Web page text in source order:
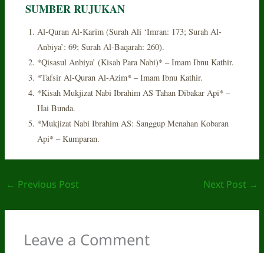
SUMBER RUJUKAN
Al-Quran Al-Karim (Surah Ali ‘Imran: 173; Surah Al-
Anbiya’: 69; Surah Al-Baqarah: 260).
*Qisasul Anbiya’ (Kisah Para Nabi)* – Imam Ibnu Kathir.
*Tafsir Al-Quran Al-Azim* – Imam Ibnu Kathir.
*Kisah Mukjizat Nabi Ibrahim AS Tahan Dibakar Api* –
Hai Bunda.
*Mukjizat Nabi Ibrahim AS: Sanggup Menahan Kobaran
Api* – Kumparan.
← Previous Post Next Post →
Leave a Comment